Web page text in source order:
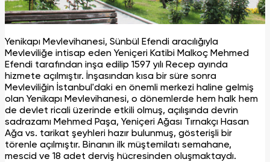
Yenikapı Mevlevihanesi, Sünbül Efendi aracılığıyla
Mevleviliğe intisap eden Yeniçeri Katibi Malkoç Mehmed
Efendi tarafından inşa edilip 1597 yılı Recep ayında
hizmete açılmıştır. İnşasından kısa bir süre sonra
Mevleviliğin İstanbul'daki en önemli merkezi haline gelmiş
olan Yenikapı Mevlevihanesi, o dönemlerde hem halk hem
de devlet ricali üzerinde etkili olmuş, açılışında devrin
sadrazamı Mehmed Paşa, Yeniçeri Ağası Tırnakçı Hasan
Ağa vs. tarikat şeyhleri hazır bulunmuş, gösterişli bir
törenle açılmıştır. Binanın ilk müştemilatı semahane,
mescid ve 18 adet derviş hücresinden oluşmaktaydı.